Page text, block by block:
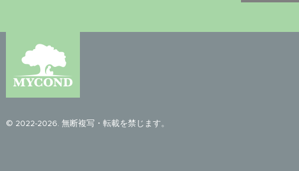
© 2022-2026. 無断複写・転載を禁じます。